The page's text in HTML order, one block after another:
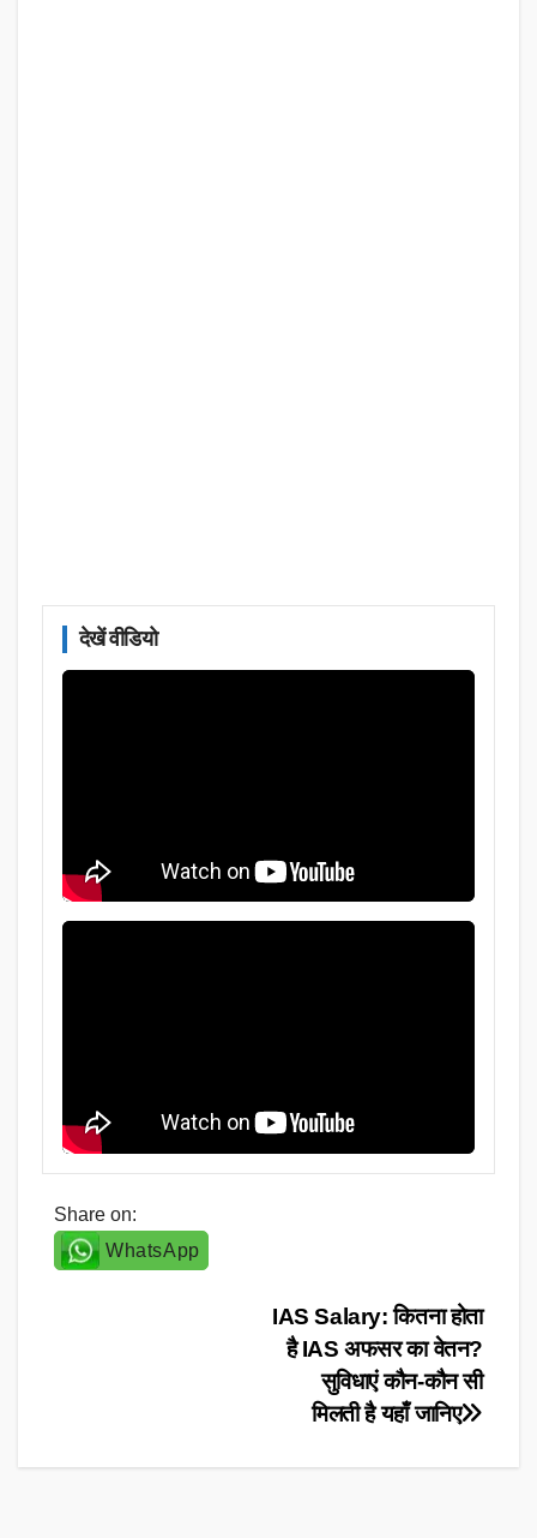
देखें वीडियो
Share on:
WhatsApp
IAS Salary: कितना होता
है IAS अफसर का वेतन?
सुविधाएं कौन-कौन सी
मिलती है यहाँ जानिए